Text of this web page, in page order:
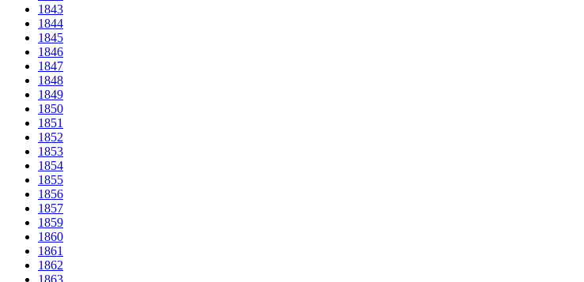
1843
1844
1845
1846
1847
1848
1849
1850
1851
1852
1853
1854
1855
1856
1857
1859
1860
1861
1862